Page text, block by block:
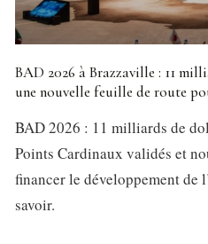
BAD 2026 à Brazzaville : 11
une nouvelle feuille de route
BAD 2026 : 11 milliards de
Points Cardinaux validés et
financer le développement de
savoir.